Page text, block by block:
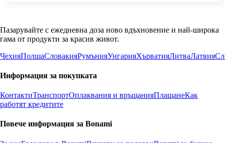
Пазарувайте с ежедневна доза ново вдъхновение и най-широка
гама от продукти за красив живот.
ЧехияПолшаСловакияРумънияУнгарияХърватияЛитваЛатвия
Информация за покупката
КонтактиТранспортОплаквания и връщанияПлащанеКак
работят кредитите
Повече информация за Bonami